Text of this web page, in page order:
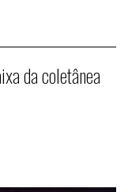
da coletânea